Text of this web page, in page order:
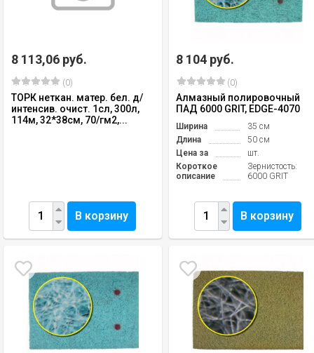
8 113,06 руб.
(0)
ТОРК неткан. матер. бел. д/
интенсив. очист. 1сл, 300л,
114м, 32*38см, 70/гм2,...
В корзину
8 104 руб.
(0)
Алмазный полировочный
ПАД 6000 GRIT, EDGE-4070
Ширина
35 см
Длина
50 см
Цена за
шт.
Короткое
описание
Зернистость:
6000 GRIT
В корзину